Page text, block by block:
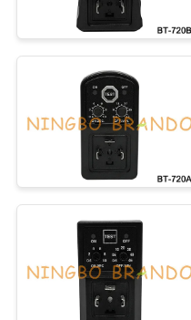
YÊU
CẦU
GIÁ
COMPANY
NEWS
SƠ
Phần
từ
Van